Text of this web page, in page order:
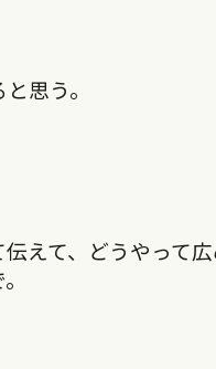
思う。
えて、どうやって